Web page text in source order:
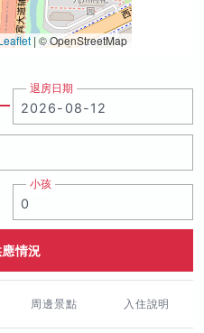
| © OpenStreetMap
退房日期
小孩
情況
周邊景點 入住說明